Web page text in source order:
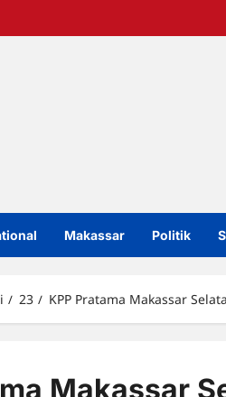
Makassar Politik
23 KPP Pratama Makassar
Makassar